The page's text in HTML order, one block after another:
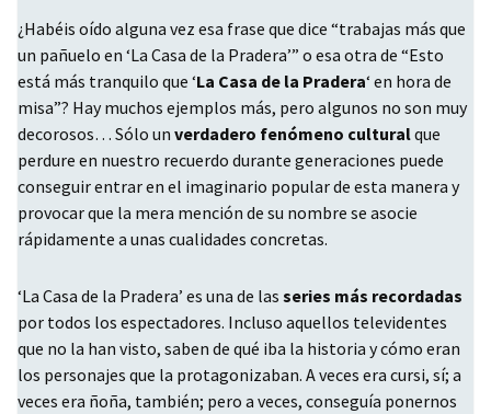
¿Habéis oído alguna vez esa frase que dice “trabajas más que
un pañuelo en ‘La Casa de la Pradera’” o esa otra de “Esto
está más tranquilo que ‘La Casa de la Pradera‘ en hora de
misa”? Hay muchos ejemplos más, pero algunos no son muy
decorosos… Sólo un verdadero fenómeno culturalque
perdure en nuestro recuerdo durante generaciones puede
conseguir entrar en el imaginario popular de esta manera y
provocar que la mera mención de su nombre se asocie
rápidamente a unas cualidades concretas.
‘La Casa de la Pradera’ es una de las series más recordadas
por todos los espectadores. Incluso aquellos televidentes
que no la han visto, saben de qué iba la historia y cómo eran
los personajes que la protagonizaban. A veces era cursi, sí; a
veces era ñoña, también; pero a veces, conseguía ponernos